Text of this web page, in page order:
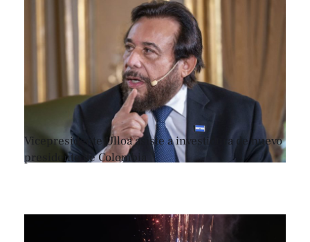
Vicepresidente Ulloa asiste a investidura de nuevo
presidente de Colombia